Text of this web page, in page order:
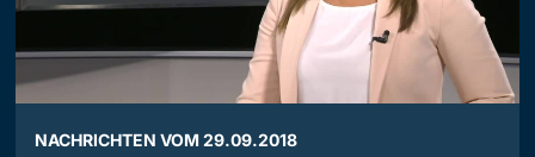
NACHRICHTEN VOM 29.09.2018